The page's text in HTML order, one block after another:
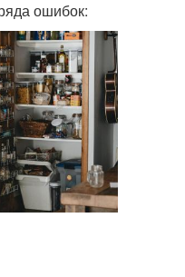
ошибок: